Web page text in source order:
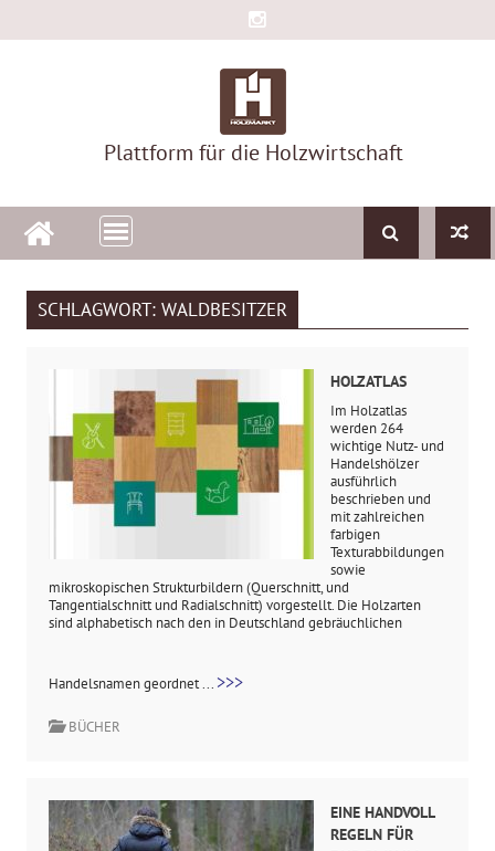
to
Plattform für die Holzwirtschaft
SCHLAGWORT:WALDBESITZER
HOLZATLAS
Im Holzatlas
werden 264
wichtige Nutz- und
Handelshölzer
ausführlich
beschrieben und
mit zahlreichen
farbigen
Texturabbildungen
sowie
mikroskopischen Strukturbildern (Querschnitt, und
Tangentialschnitt und Radialschnitt) vorgestellt. Die Holzarten
sind alphabetisch nach den in Deutschland gebräuchlichen
Handelsnamen geordnet ... >>>
BÜCHER
EINE HANDVOLL
REGELN FÜR